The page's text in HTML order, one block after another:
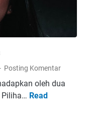
Posting Komentar
oleh dua
Piliha… Read